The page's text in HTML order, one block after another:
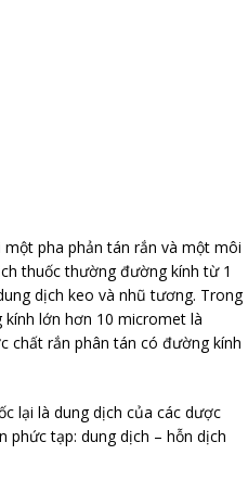
pha phản tán rắn và một môi
thuốc thường đường kính từ 1
dịch keo và nhũ tương. Trong
lớn hơn 10 micromet là
chất rắn phân tán có đường kính
lại là dung dịch của các dược
phức tạp: dung dịch – hỗn dịch